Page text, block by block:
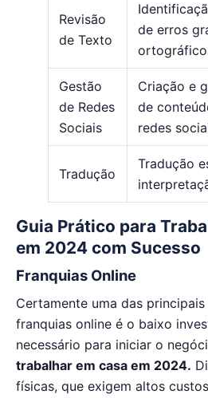
Revisão
de Texto
de erros
Gestão
de Redes
Sociais
Criação e
de
redes
Tradução
Tradução
Guia Prático para
em 2024 com Sucesso
Franquias Online
Certamente uma das
franquias online é o baixo
necessário para iniciar o
trabalhar em casa em 2024.
físicas, que exigem altos